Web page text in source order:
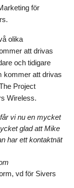
för
olika
att drivas
och tidigare
kommer att drivas
Project
Wireless.
vi nu en mycket
glad att Mike
har ett kontaktnät
vd för Sivers